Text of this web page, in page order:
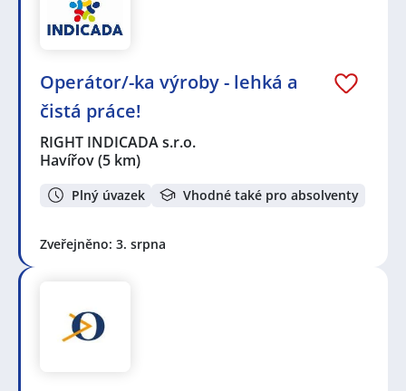
Operátor/-ka výroby - lehká a
čistá práce!
RIGHT INDICADA s.r.o.
Havířov(5 km)
Plný úvazek Vhodné také pro absolventy
Zveřejněno: 3. srpna